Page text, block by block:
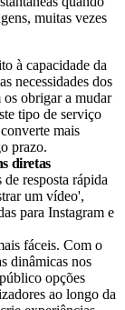
muitas vezes
à capacidade da
necessidades dos
os obrigar a mudar
tipo de serviço
mais
prazo.
diretas
fáceis. Com o
dinâmicas nos
opções
ao longo da